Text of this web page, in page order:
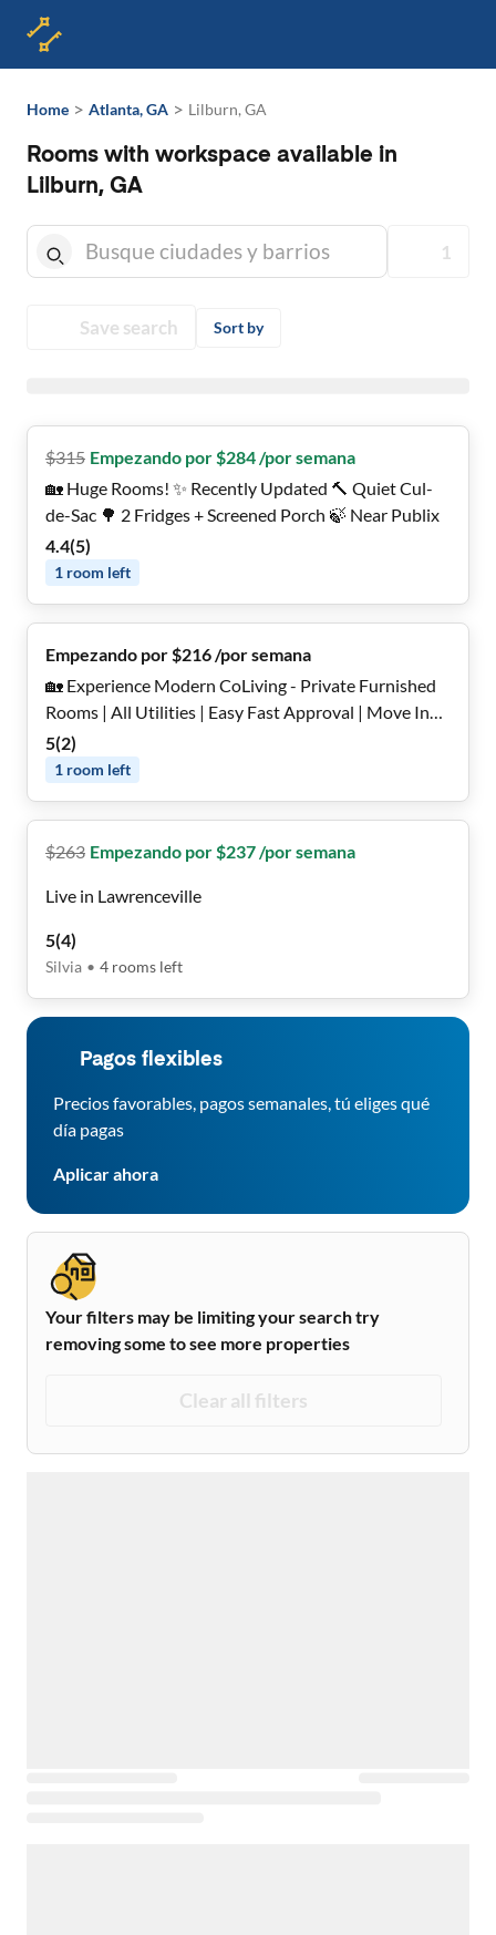
Home > Atlanta, GA > Lilburn, GA
Rooms with workspace available in
Lilburn, GA
1
Save search Sort by
$315 Empezando por $284 /por semana
🏡 Huge Rooms! ✨ Recently Updated 🔨 Quiet Cul-
de-Sac 🌳 2 Fridges + Screened Porch 🍃 Near Publix
4.4(5)
1 room left
Empezando por $216 /por semana
🏡 Experience Modern CoLiving - Private Furnished
Rooms | All Utilities | Easy Fast Approval | Move In
Today🏡 Duluth Home
5(2)
1 room left
$263 Empezando por $237 /por semana
Live in Lawrenceville
5(4)
Silvia • 4 rooms left
Pagos flexibles
Precios favorables, pagos semanales, tú eliges qué
día pagas
Aplicar ahora
Your filters may be limiting your search try
removing some to see more properties
Clear all filters